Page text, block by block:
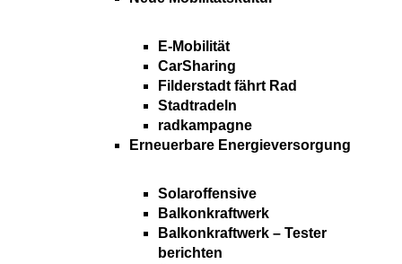
E-Mobilität
CarSharing
Filderstadt fährt Rad
Stadtradeln
radkampagne
Erneuerbare Energieversorgung
Solaroffensive
Balkonkraftwerk
Balkonkraftwerk – Tester
berichten